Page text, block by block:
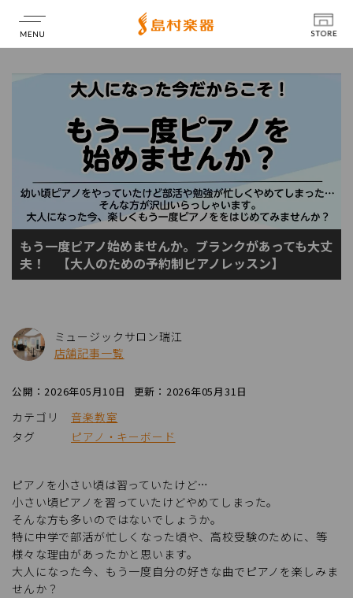
店舗情報
もう一度ピアノ始めませんか。ブランクがあっても大丈
夫！ 【大人のための予約制ピアノレッスン】
ミュージックサロン瑞江
店舗記事一覧
公開：2026年05月10日 更新：2026年05月31日
カテゴリ
音楽教室
タグ
ピアノ・キーボード
ピアノを小さい頃は習っていたけど…
小さい頃ピアノを習っていたけどやめてしまった。
そんな方も多いのではないでしょうか。
特に中学で部活が忙しくなった頃や、高校受験のために、等
様々な理由があったかと思います。
大人になった今、もう一度自分の好きな曲でピアノを楽しみま
せんか？